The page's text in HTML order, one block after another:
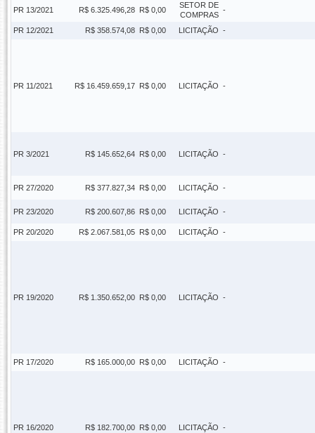
PR 13/2021 R$ 6.325.496,28 R$ 0,00
SETOR DE
COMPRAS
-
PR 12/2021 R$ 358.574,08 R$ 0,00 LICITAÇÃO -
PR 11/2021 R$ 16.459.659,17 R$ 0,00 LICITAÇÃO -
PR 3/2021 R$ 145.652,64 R$ 0,00 LICITAÇÃO -
PR 27/2020 R$ 377.827,34 R$ 0,00 LICITAÇÃO -
PR 23/2020 R$ 200.607,86 R$ 0,00 LICITAÇÃO -
PR 20/2020 R$ 2.067.581,05 R$ 0,00 LICITAÇÃO -
PR 19/2020 R$ 1.350.652,00 R$ 0,00 LICITAÇÃO -
PR 17/2020 R$ 165.000,00 R$ 0,00 LICITAÇÃO -
PR 16/2020 R$ 182.700,00 R$ 0,00 LICITAÇÃO -